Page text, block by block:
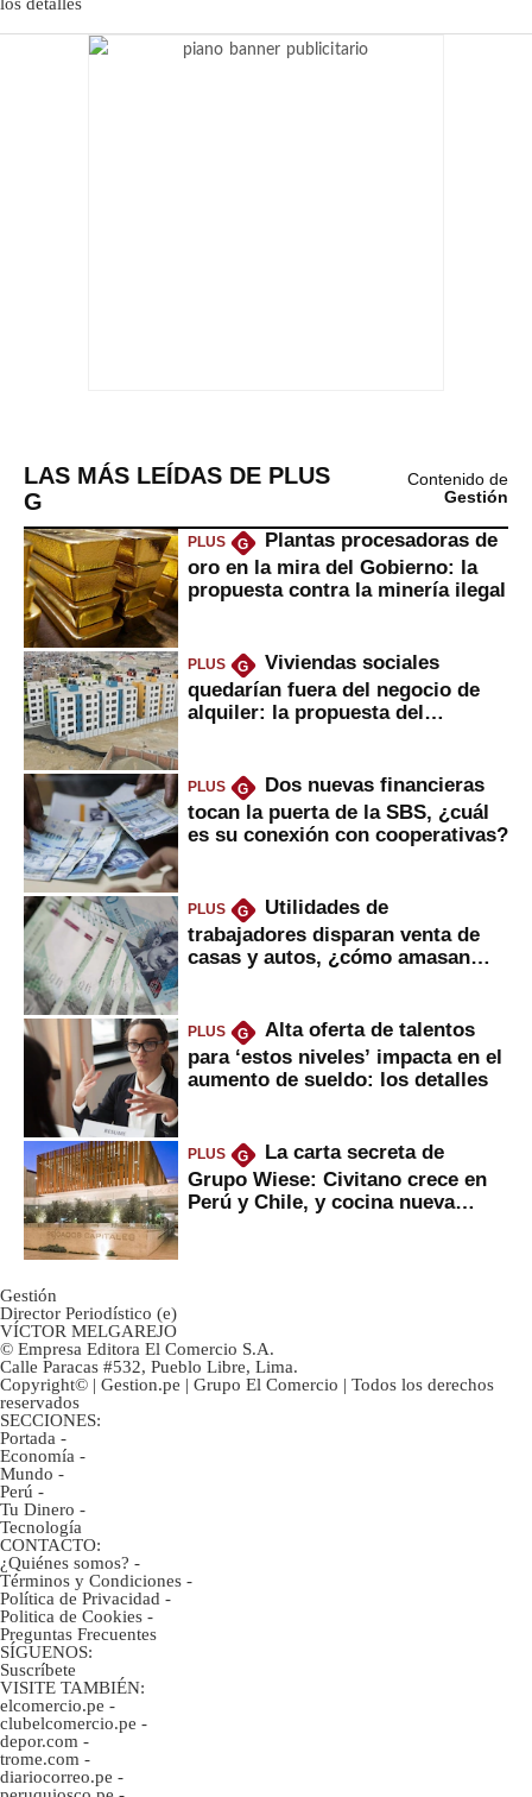
LAS MÁS LEÍDAS DE PLUS
G
Contenido de
Gestión
PLUS G
Plantas procesadoras de
oro en la mira del Gobierno: la
propuesta contra la minería ilegal
PLUS G
Viviendas sociales
quedarían fuera del negocio de
alquiler: la propuesta del
PLUS G
Dos nuevas financieras
tocan la puerta de la SBS, ¿cuál
es su conexión con cooperativas?
PLUS G
Utilidades de
trabajadores disparan venta de
casas y autos, ¿cómo amasan
PLUS G
Alta oferta de talentos
para ‘estos niveles’ impacta en el
aumento de sueldo: los detalles
PLUS G
La carta secreta de
Grupo Wiese: Civitano crece en
Perú y Chile, y cocina nueva
Gestión
Director Periodístico (e)
VÍCTOR MELGAREJO
© Empresa Editora El Comercio S.A.
Calle Paracas #532, Pueblo Libre, Lima.
Copyright© | Gestion.pe | Grupo El Comercio | Todos los derechos
reservados
SECCIONES:
Portada -
Economía -
Mundo -
Perú -
Tu Dinero -
Tecnología
CONTACTO:
¿Quiénes somos? -
Términos y Condiciones -
Política de Privacidad -
Politica de Cookies -
Preguntas Frecuentes
SÍGUENOS:
Suscríbete
VISITE TAMBIÉN:
elcomercio.pe -
clubelcomercio.pe -
depor.com -
trome.com -
diariocorreo.pe -